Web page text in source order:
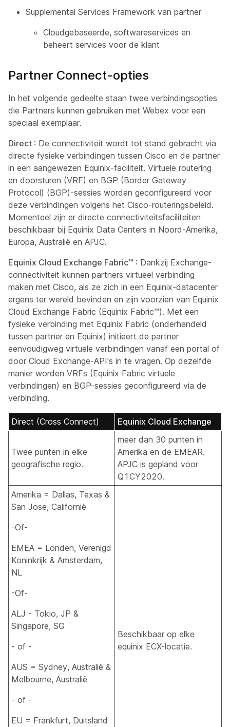
Supplemental Services Framework van partner
Cloudgebaseerde, softwareservices en
beheert services voor de klant
Partner Connect-opties
In het volgende gedeelte staan twee verbindingsopties
die Partners kunnen gebruiken met Webex voor een
speciaal exemplaar.
Direct : De connectiviteit wordt tot stand gebracht via
directe fysieke verbindingen tussen Cisco en de partner
in een aangewezen Equinix-faciliteit. Virtuele routering
en doorsturen (VRF) en BGP (Border Gateway
Protocol) (BGP)-sessies worden geconfigureerd voor
deze verbindingen volgens het Cisco-routeringsbeleid.
Momenteel zijn er directe connectiviteitsfaciliteiten
beschikbaar bij Equinix Data Centers in Noord-Amerika,
Europa, Australië en APJC.
Equinix Cloud Exchange Fabric™ : Dankzij Exchange-
connectiviteit kunnen partners virtueel verbinding
maken met Cisco, als ze zich in een Equinix-datacenter
ergens ter wereld bevinden en zijn voorzien van Equinix
Cloud Exchange Fabric (Equinix Fabric™). Met een
fysieke verbinding met Equinix Fabric (onderhandeld
tussen partner en Equinix) initieert de partner
eenvoudigweg virtuele verbindingen vanaf een portal of
door Cloud Exchange-API's in te vragen. Op dezelfde
manier worden VRFs (Equinix Fabric virtuele
verbindingen) en BGP-sessies geconfigureerd via de
verbinding.
Direct (Cross Connect) Equinix Cloud Exchange
Twee punten in elke
geografische regio.
meer dan 30 punten in
Amerika en de EMEAR.
APJC is gepland voor
Q1CY2020.
Amerika = Dallas, Texas &
San Jose, Californië
-Of-
EMEA = Londen, Verenigd
Koninkrijk & Amsterdam,
NL
-Of-
ALJ - Tokio, JP &
Singapore, SG
- of -
AUS = Sydney, Australië &
Melbourne, Australië
- of -
EU = Frankfurt, Duitsland
Beschikbaar op elke
equinix ECX-locatie.